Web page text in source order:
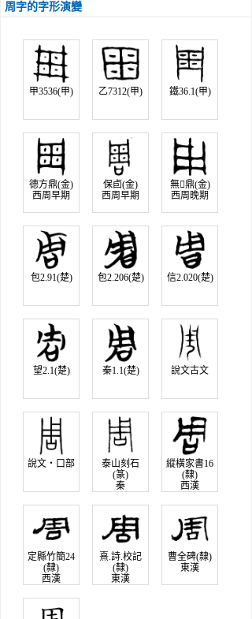
周字的字形演變
甲3536(甲) 乙7312(甲) 鐵36.1(甲)
德方鼎(金)
西周早期
保卣(金)
西周早期
無鼎(金)
西周晚期
包2.91(楚) 包2.206(楚) 信2.020(楚)
望2.1(楚) 秦1.1(楚) 說文古文
說文‧口部
泰山刻石
(篆)
秦
縱橫家書16
(隸)
西漢
定縣竹簡24
(隸)
西漢
熹.詩.校記
(隸)
東漢
曹全碑(隸)
東漢